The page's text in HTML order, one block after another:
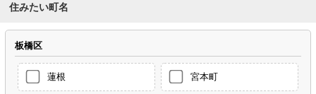
住みたい町名
板橋区
蓮根 宮本町